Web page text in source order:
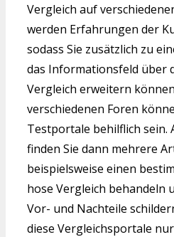
Vergleich auf
werden Erfahrungen der
sodass Sie zusätzlich zu
das Informationsfeld über
Vergleich erweitern
verschiedenen Foren
Testportale behilflich sein.
finden Sie dann mehrere
beispielsweise einen
hose Vergleich behandeln
Vor- und Nachteile
diese Vergleichsportale